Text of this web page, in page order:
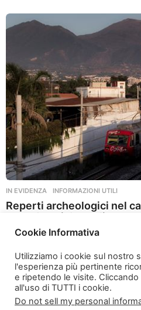
n
n
o
IN EVIDENZA ,INFORMAZIONI UTILI
Reperti archeologici nel
attendono i dettagli
2 anni ago2
n
n
i
a
g
Cookie Informativa
Utilizziamo i cookie sul nostro
l'esperienza più pertinente
e ripetendo le visite.
all'uso di TUTTI i cookie.
Do not sell my personal